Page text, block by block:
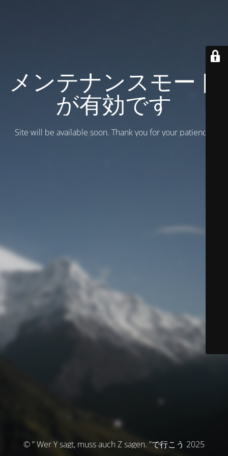
メンテナンスモード
が有効です
Site will be available soon. Thank you for your patience!
© ” Wer Y sagt, muss auch Z sagen. ”で行こう 2025